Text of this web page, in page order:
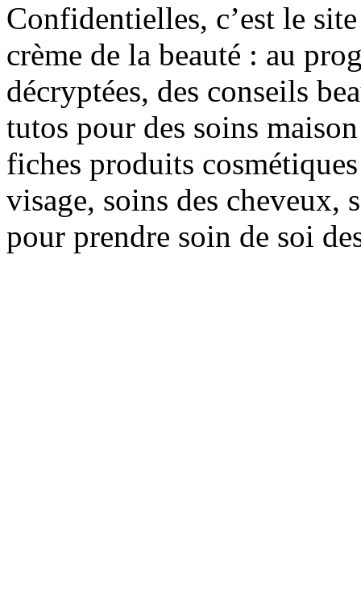
Confidentielles, c’est le
crème de la beauté : au
décryptées, des conseils
tutos pour des soins
fiches produits
visage, soins des cheveux,
pour prendre soin de soi